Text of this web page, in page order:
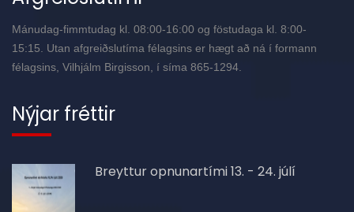
Mánudag-fimmtudag kl. 08:00-16:00 og föstudaga kl. 8:00-
15:15. Utan afgreiðslutíma félagsins er hægt að ná í formann
félagsins, Vilhjálm Birgisson, í síma 865-1294.
Nýjar fréttir
Breyttur opnunartími 13. - 24. júlí